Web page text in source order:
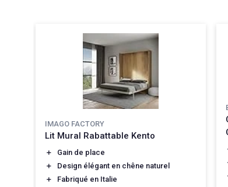
IMAGO FACTORY
Lit Mural Rabattable Kento
＋
Gain de place
＋
Design élégant en chêne naturel
＋
Fabriqué en Italie